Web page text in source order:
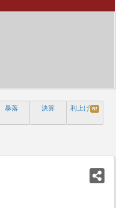
暴落 決算 利上げ N!